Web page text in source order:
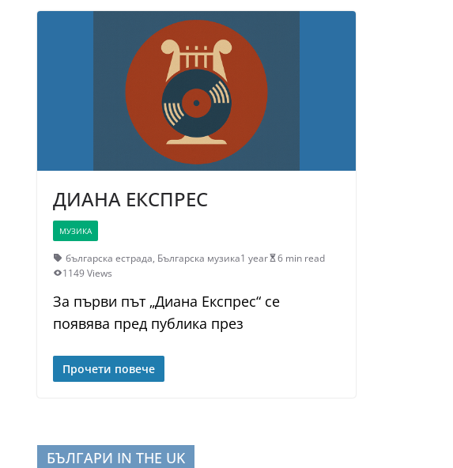
ДИАНА ЕКСПРЕС
МУЗИКА
българска естрада, Българска музика1 year
6 min read
1149 Views
За първи път „Диана Експрес“ се
появява пред публика през
Прочети повече
БЪЛГАРИ IN THE UK